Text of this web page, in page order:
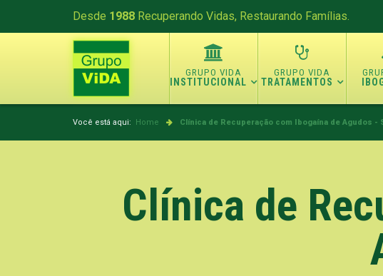
Desde 1988 Recuperando Vidas, Restaurando Famílias.
INSTITUCIONAL TRATAMENTOS
Você está aqui: Home Clínica de Recuperação com Ibogaína de Agudos -
Clínica de